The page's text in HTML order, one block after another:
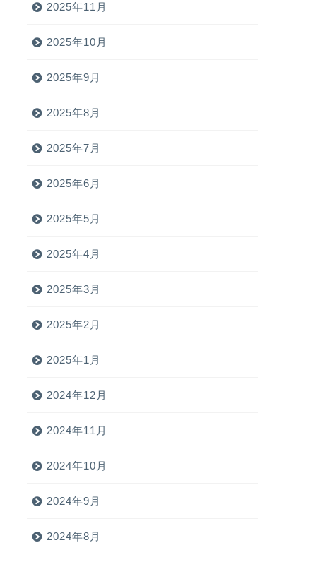
2025年11月
2025年10月
2025年9月
2025年8月
2025年7月
2025年6月
2025年5月
2025年4月
2025年3月
2025年2月
2025年1月
2024年12月
2024年11月
2024年10月
2024年9月
2024年8月